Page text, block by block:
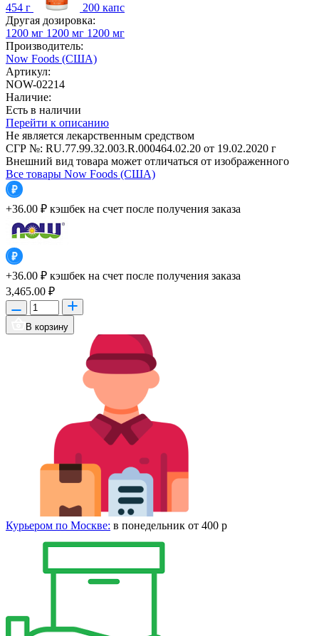
454 г
200 капс
Другая дозировка:
1200 мг 1200 мг 1200 мг
Производитель:
Now Foods (США)
Артикул:
NOW-02214
Наличие:
Есть в наличии
Перейти к описанию
Не является лекарственным средством
СГР №: RU.77.99.32.003.R.000464.02.20 от 19.02.2020 г
Внешний вид товара может отличаться от изображенного
Все товары Now Foods (США)
+36.00 ₽ кэшбек на счет после получения заказа
+36.00 ₽ кэшбек на счет после получения заказа
3,465.00 ₽
В корзину
Курьером по Москве: в понедельник от 400 р